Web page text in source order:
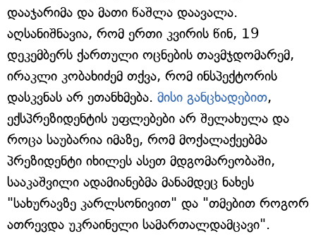
დააჯარიმა და მათი წაშლა დაავალა.
აღსანიშნავია, რომ ერთი კვირის წინ, 19
დეკემბერს ქართული ოცნების თავმჯდომარემ,
ირაკლი კობახიძემ თქვა, რომ ინსპექტორის
დასკვნას არ ეთანხმება. მისი განცხადებით,
ექსპრეზიდენტის უფლებები არ შელახულა და
როცა საუბარია იმაზე, რომ მოქალაქეებმა
პრეზიდენტი იხილეს ასეთ მდგომარეობაში,
სააკაშვილი ადამიანებმა მანამდეც ნახეს
"სახურავზე კარლსონივით" და "თმებით როგორ
ათრევდა უკრაინელი სამართალდამცავი".